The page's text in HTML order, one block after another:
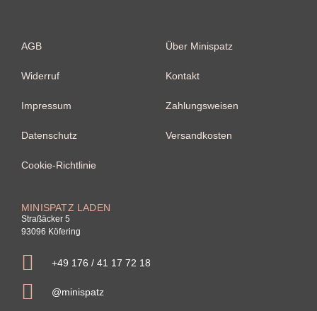
AGB
Widerruf
Impressum
Datenschutz
Cookie-Richtlinie
Über Minispatz
Kontakt
Zahlungsweisen
Versandkosten
MINISPATZ LADEN
Straßäcker 5
93096 Köfering
+49 176 / 41 17 72 18
@minispatz